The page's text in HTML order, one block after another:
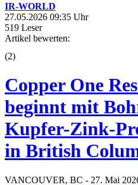
IR-WORLD
27.05.2026 09:35 Uhr
519 Leser
Artikel bewerten:
(2)
Copper One
beginnt mit
Kupfer-Zink-
in British
VANCOUVER, BC - 27. Mai